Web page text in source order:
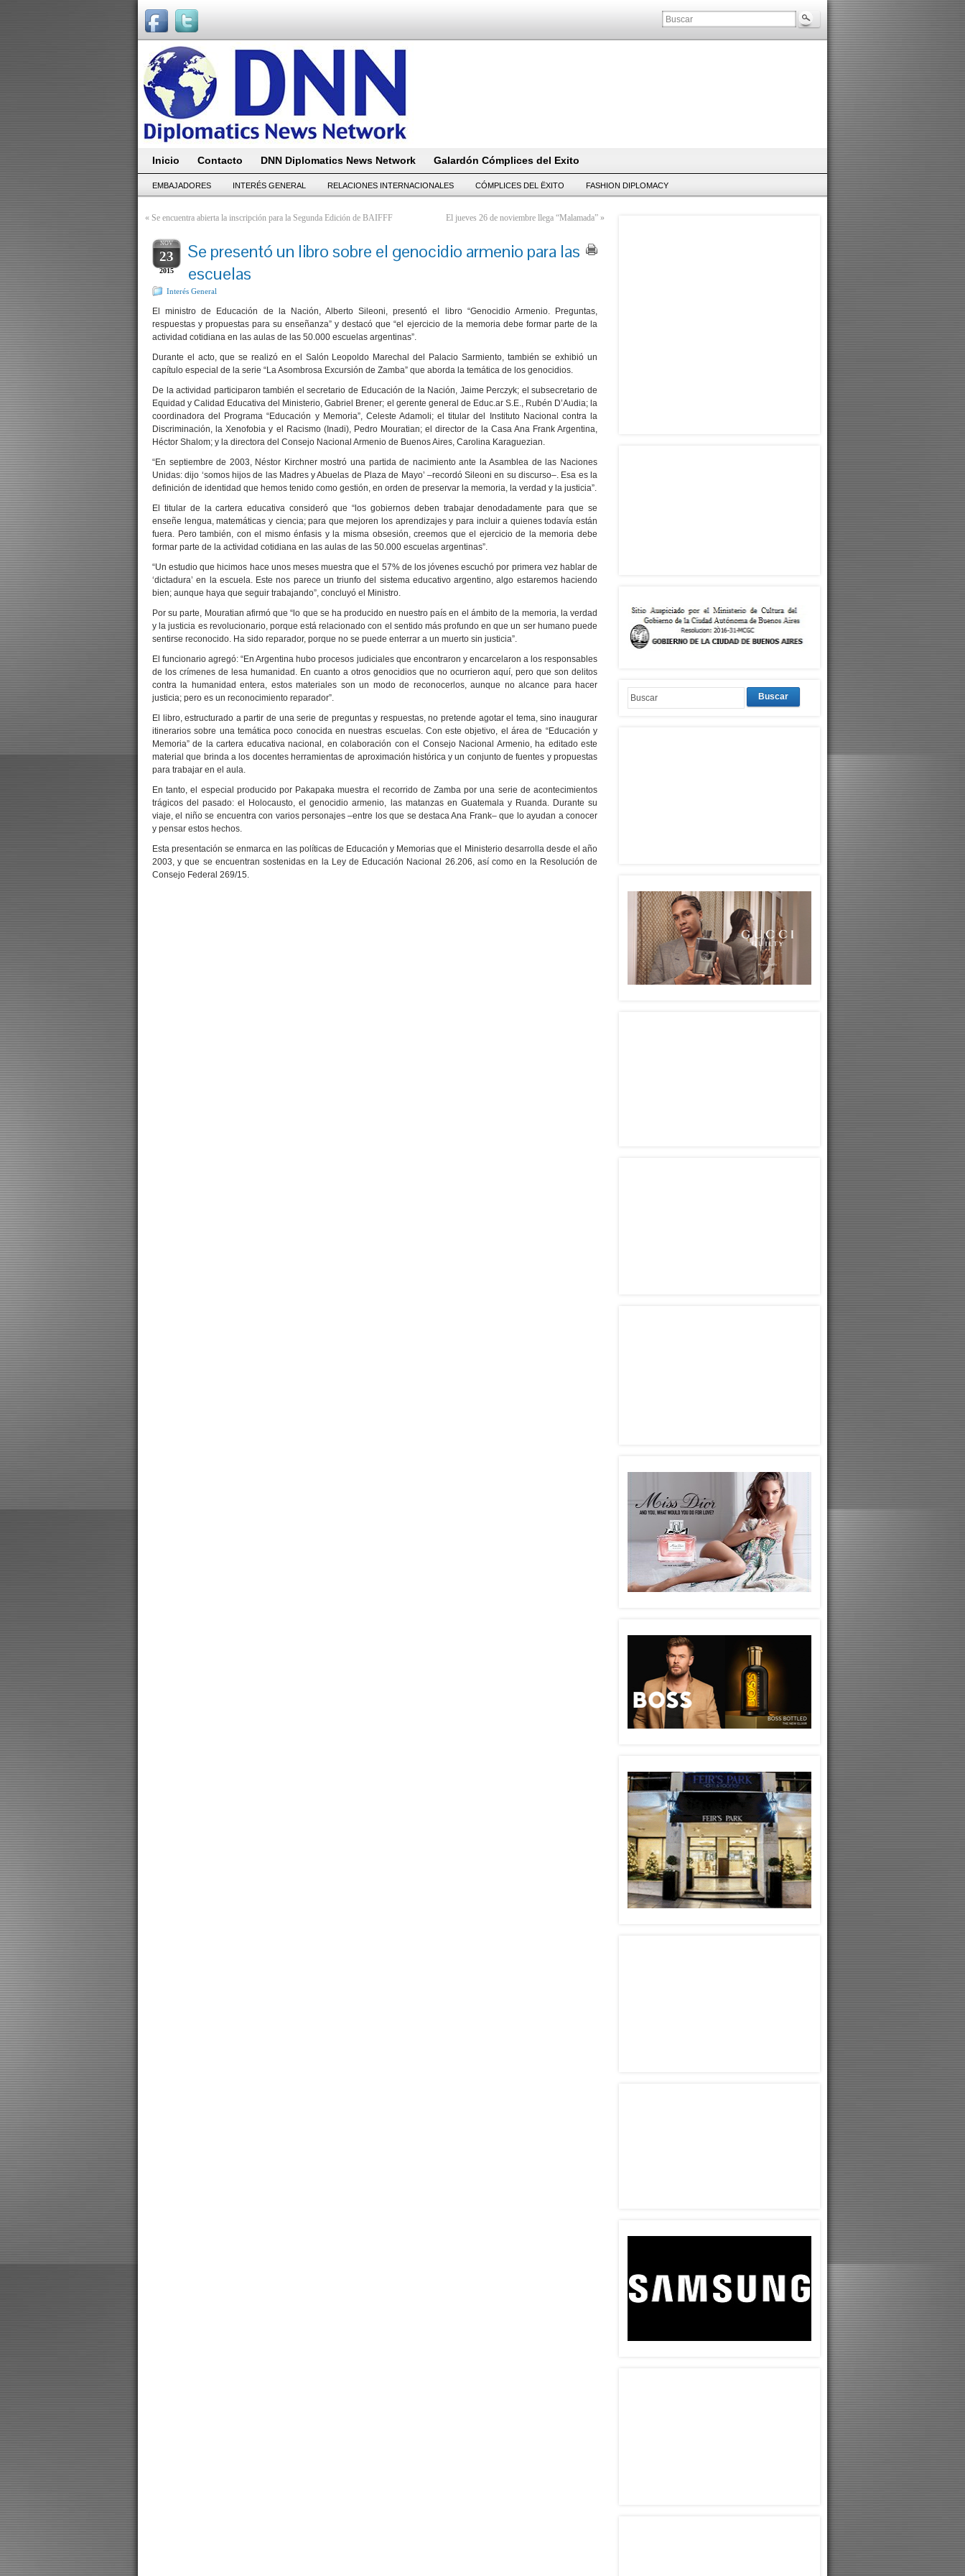
Inicio Contacto DNN Diplomatics News Network Galardón Cómplices del Exito
EMBAJADORES INTERÉS GENERAL RELACIONES INTERNACIONALES CÓMPLICES DEL ËXITO FASHION DIPLOMACY
« Se encuentra abierta la inscripción para la Segunda Edición de BAIFFF El jueves 26 de noviembre llega “Malamada” »
NOV
23
2015
Se presentó un libro sobre el genocidio armenio para las
escuelas
Interés General
El ministro de Educación de la Nación, Alberto Sileoni, presentó el libro “Genocidio Armenio. Preguntas,
respuestas y propuestas para su enseñanza” y destacó que “el ejercicio de la memoria debe formar parte de la
actividad cotidiana en las aulas de las 50.000 escuelas argentinas”.
Durante el acto, que se realizó en el Salón Leopoldo Marechal del Palacio Sarmiento, también se exhibió un
capítulo especial de la serie “La Asombrosa Excursión de Zamba” que aborda la temática de los genocidios.
De la actividad participaron también el secretario de Educación de la Nación, Jaime Perczyk; el subsecretario de
Equidad y Calidad Educativa del Ministerio, Gabriel Brener; el gerente general de Educ.ar S.E., Rubén D’Audia; la
coordinadora del Programa “Educación y Memoria”, Celeste Adamoli; el titular del Instituto Nacional contra la
Discriminación, la Xenofobia y el Racismo (Inadi), Pedro Mouratian; el director de la Casa Ana Frank Argentina,
Héctor Shalom; y la directora del Consejo Nacional Armenio de Buenos Aires, Carolina Karaguezian.
“En septiembre de 2003, Néstor Kirchner mostró una partida de nacimiento ante la Asamblea de las Naciones
Unidas: dijo ‘somos hijos de las Madres y Abuelas de Plaza de Mayo’ –recordó Sileoni en su discurso–. Esa es la
definición de identidad que hemos tenido como gestión, en orden de preservar la memoria, la verdad y la justicia”.
El titular de la cartera educativa consideró que “los gobiernos deben trabajar denodadamente para que se
enseñe lengua, matemáticas y ciencia; para que mejoren los aprendizajes y para incluir a quienes todavía están
fuera. Pero también, con el mismo énfasis y la misma obsesión, creemos que el ejercicio de la memoria debe
formar parte de la actividad cotidiana en las aulas de las 50.000 escuelas argentinas”.
“Un estudio que hicimos hace unos meses muestra que el 57% de los jóvenes escuchó por primera vez hablar de
‘dictadura’ en la escuela. Este nos parece un triunfo del sistema educativo argentino, algo estaremos haciendo
bien; aunque haya que seguir trabajando”, concluyó el Ministro.
Por su parte, Mouratian afirmó que “lo que se ha producido en nuestro país en el ámbito de la memoria, la verdad
y la justicia es revolucionario, porque está relacionado con el sentido más profundo en que un ser humano puede
sentirse reconocido. Ha sido reparador, porque no se puede enterrar a un muerto sin justicia”.
El funcionario agregó: “En Argentina hubo procesos judiciales que encontraron y encarcelaron a los responsables
de los crímenes de lesa humanidad. En cuanto a otros genocidios que no ocurrieron aquí, pero que son delitos
contra la humanidad entera, estos materiales son un modo de reconocerlos, aunque no alcance para hacer
justicia; pero es un reconocimiento reparador”.
El libro, estructurado a partir de una serie de preguntas y respuestas, no pretende agotar el tema, sino inaugurar
itinerarios sobre una temática poco conocida en nuestras escuelas. Con este objetivo, el área de “Educación y
Memoria” de la cartera educativa nacional, en colaboración con el Consejo Nacional Armenio, ha editado este
material que brinda a los docentes herramientas de aproximación histórica y un conjunto de fuentes y propuestas
para trabajar en el aula.
En tanto, el especial producido por Pakapaka muestra el recorrido de Zamba por una serie de acontecimientos
trágicos del pasado: el Holocausto, el genocidio armenio, las matanzas en Guatemala y Ruanda. Durante su
viaje, el niño se encuentra con varios personajes –entre los que se destaca Ana Frank– que lo ayudan a conocer
y pensar estos hechos.
Esta presentación se enmarca en las políticas de Educación y Memorias que el Ministerio desarrolla desde el año
2003, y que se encuentran sostenidas en la Ley de Educación Nacional 26.206, así como en la Resolución de
Consejo Federal 269/15.
Buscar